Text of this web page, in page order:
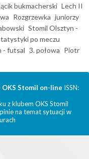
bukmacherski Lech II
Rozgrzewka juniorzy
Stomil Olsztyn -
po meczu
- futsal 3. połowa Piotr
OKS Stomil on-line ISSN:
z klubem OKS Stomil
na temat sytuacji w